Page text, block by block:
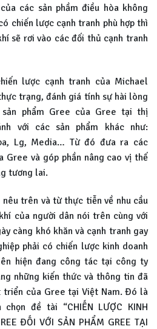
các sản phầm điều hòa không
chiến lược cạnh tranh phù hợp thì
sẽ rơi vào các đối thủ cạnh tranh
lược cạnh tranh của Michael
trạng, đánh giá tính sự hài lòng
phẩm Gree của Gree tại thị
với các sản phẩm khác như:
Lg, Media… Từ đó đưa ra các
Gree và góp phần nâng cao vị thế
tương lai.
trên và từ thực tiễn về nhu cầu
của người dân nói trên cùng với
càng khó khăn và cạnh tranh gay
phải có chiến lược kinh doanh
hiện đang công tác tại công ty
những kiến thức và thông tin đã
triển của Gree tại Việt Nam. Đó là
đề tài “CHIẾN LƯỢC KINH
ĐỐI VỚI SẢN PHẨM GREE TẠI